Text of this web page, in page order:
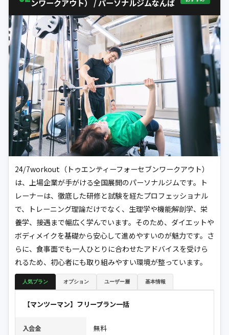
ンワークアウト） / パーソナルジムなんば
24/7workout（トゥエンティーフォーセブンワークアウト）
は、上場企業が手がける全国展開のパーソナルジムです。ト
レーナーは、徹底した研修と試験を経たプロフェッショナル
で、トレーニング理論だけでなく、生理学や機能解剖学、栄
養学、接遇まで幅広く学んでいます。そのため、ダイエットや
ボディメイクを基礎から安心して進めやすいのが魅力です。さ
らに、食事面でも一人ひとりに合わせたアドバイスを受けら
れるため、初心者にも取り組みやすい環境が整っています。
人気プラン オプション ユーザー層 基本情報
【マンツーマン】フリープラン一括
入会金 無料